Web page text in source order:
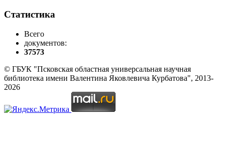
Статистика
Всего
документов:
37573
© ГБУК "Псковская областная универсальная научная
библиотека имени Валентина Яковлевича Курбатова", 2013-
2026